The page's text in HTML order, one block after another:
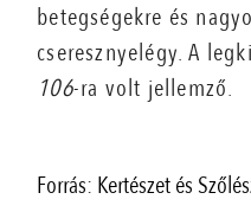
betegségekre és
cseresznyelégy. A
106-ra volt jellemző.
Forrás: Kertészet és